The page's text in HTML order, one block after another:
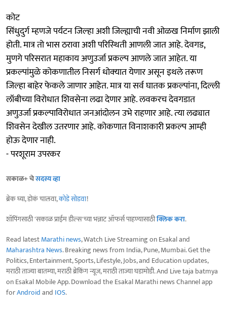
कोट
सिंधुदुर्ग म्‍हणजे पर्यटन जिल्‍हा अशी जिल्ह्याची नवी ओळख निर्माण झाली
होती. मात्र तो भास ठरावा अशी परिस्‍थिती आणली जात आहे. देवगड,
मुणगे परिसरात महाकाय अणुउर्जा प्रकल्‍प आणले जात आहेत. या
प्रकल्‍पांमुळे कोकणातील निसर्ग धोक्‍यात येणार असून इथले तरूण
जिल्‍हा बाहेर फेकले जाणार आहेत. मात्र या सर्व घातक प्रकल्‍पांना, दिल्‍ली
लॉबीच्या विरोधात शिवसेना लढा देणार आहे. लवकरच देवगडात
अणुउर्जा प्रकल्‍पाविरोधात जनआंदोलन उभे राहणार आहे. त्‍या लढ्यात
शिवसेन देखील उतरणार आहे. कोकणात विनाशकारी प्रकल्‍प आम्‍ही
होऊ देणार नाही.
- परशूराम उपरकर
सकाळ+ चेसदस्य व्हा
ब्रेक घ्या, डोकं चालवा,कोडे सोडवा!
शॉपिंगसाठी 'सकाळ प्राईम डील्स'च्या भन्नाट ऑफर्स पाहण्यासाठीक्लिक करा.
Read latestMarathi news, Watch Live Streaming on Esakal and
Maharashtra News. Breaking news from India, Pune, Mumbai. Get the
Politics, Entertainment, Sports, Lifestyle, Jobs, and Education updates,
मराठी ताज्या बातम्या, मराठी ब्रेकिंग न्यूज, मराठी ताज्या घडामोडी. And Live taja batmya
on Esakal Mobile App. Download the Esakal Marathi news Channel app
forAndroidand IOS.